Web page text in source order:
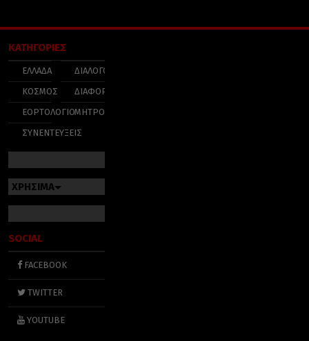
ΚΑΤΗΓΟΡΙΕΣ
ΕΛΛΑΔΑ
ΚΟΣΜΟΣ
ΕΟΡΤΟΛΟΓΙΟ
ΣΥΝΕΝΤΕΥΞΕΙΣ
ΔΙΑΛΟΓΟΣ
ΔΙΑΦΟΡΑ
ΜΗΤΡΟΠΟΛΕΙΣ
ΧΡΗΣΙΜΑ
SOCIAL
FACEBOOK
TWITTER
YOUTUBE